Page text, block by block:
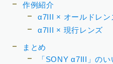
作例紹介
α7III × オールドレン
α7III × 現行レンズ
まとめ
「SONY α7III」のい